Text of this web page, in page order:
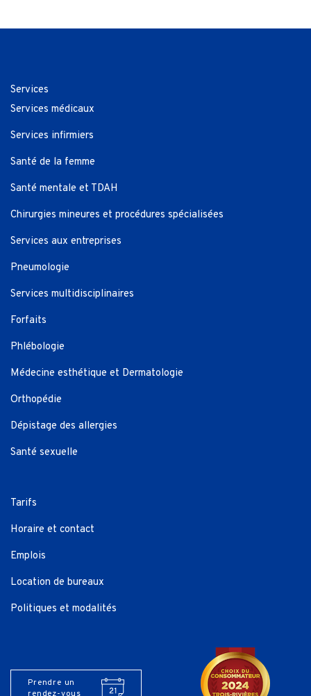
Services
Services médicaux
Services infirmiers
Santé de la femme
Santé mentale et TDAH
Chirurgies mineures et procédures spécialisées
Services aux entreprises
Pneumologie
Services multidisciplinaires
Forfaits
Phlébologie
Médecine esthétique et Dermatologie
Orthopédie
Dépistage des allergies
Santé sexuelle
Tarifs
Horaire et contact
Emplois
Location de bureaux
Politiques et modalités
Prendre un